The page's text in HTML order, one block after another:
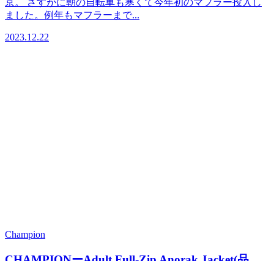
京。 さすがに朝の自転車も寒くて今年初のマフラー投入し
ました。例年もマフラーまで...
2023.12.22
Champion